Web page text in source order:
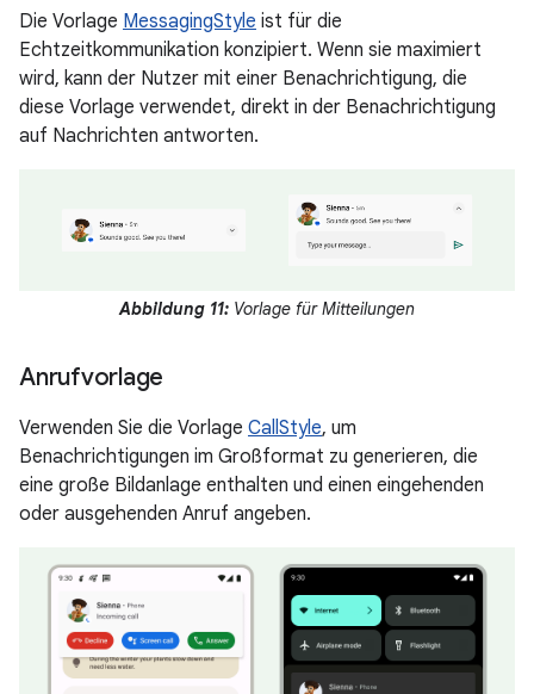
Die Vorlage MessagingStyle ist für die
Echtzeitkommunikation konzipiert. Wenn sie maximiert
wird, kann der Nutzer mit einer Benachrichtigung, die
diese Vorlage verwendet, direkt in der Benachrichtigung
auf Nachrichten antworten.
Abbildung 11: Vorlage für Mitteilungen
Anrufvorlage
Verwenden Sie die Vorlage CallStyle, um
Benachrichtigungen im Großformat zu generieren, die
eine große Bildanlage enthalten und einen eingehenden
oder ausgehenden Anruf angeben.